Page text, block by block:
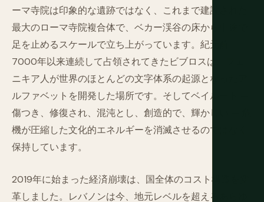
ーマ寺院は印象的な遺跡ではなく、これまで建設された
最大のローマ寺院複合体で、ベカー渓谷の床から中途で
足を止めるスケールで立ち上がっています。紀元前
7000年以来連続して占領されてきたビブロスは、フェ
ニキア人が世界のほとんどの文字体系の起源となったア
ルファベットを開発した場所です。そしてベイルート —
傷つき、修復され、混沌とし、創造的で、輝かしい — 危
機が圧縮した文化的エネルギーを消滅させるのではなく
保持しています。
2019年に始まった経済崩壊は、国全体のコスト構造を変
革しました。レバノンは今、地元レベルを超えるあらゆ